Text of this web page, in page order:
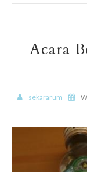
Acara
sekararum